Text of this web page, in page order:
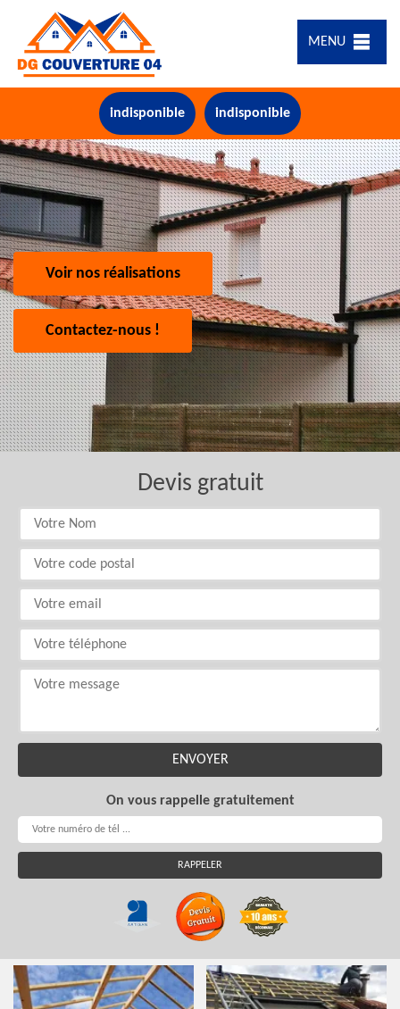
MENU
indisponible indisponible
Voir nos réalisations
Contactez-nous !
Devis gratuit
On vous rappelle gratuitement